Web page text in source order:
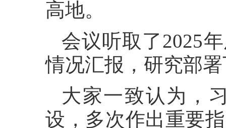
高地。
会议听取了2025
情况汇报，研究部
大家一致认为，
设，多次作出重要